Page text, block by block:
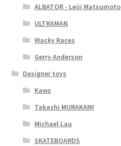
ALBATOR - Leiji Matsumoto
ULTRAMAN
Wacky Races
Gerry Anderson
Designer toys
Kaws
Takashi MURAKAMI
Michael Lau
SKATEBOARDS